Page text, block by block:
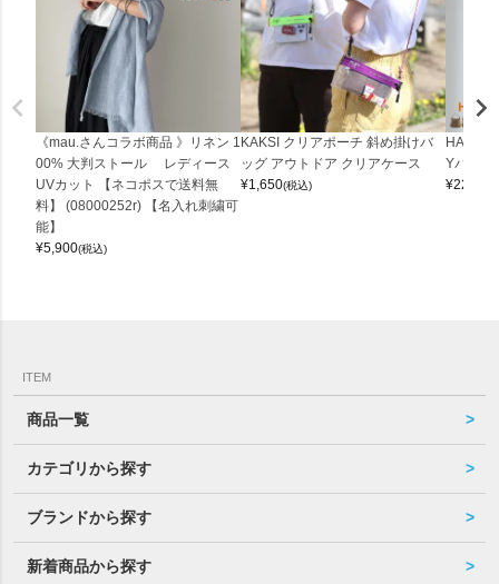
《mau.さんコラボ商品 》リネン 1
00% 大判ストール レディース
UVカット 【ネコポスで送料無
料】 (08000252r) 【名入れ刺繍可
能】
¥5,900(税込)
KAKSI クリアポーチ 斜め掛けバ
ッグ アウトドア クリアケース
¥1,650(税込)
Yバッグ
¥22,000
ITEM
商品一覧
カテゴリから探す
ブランドから探す
新着商品から探す